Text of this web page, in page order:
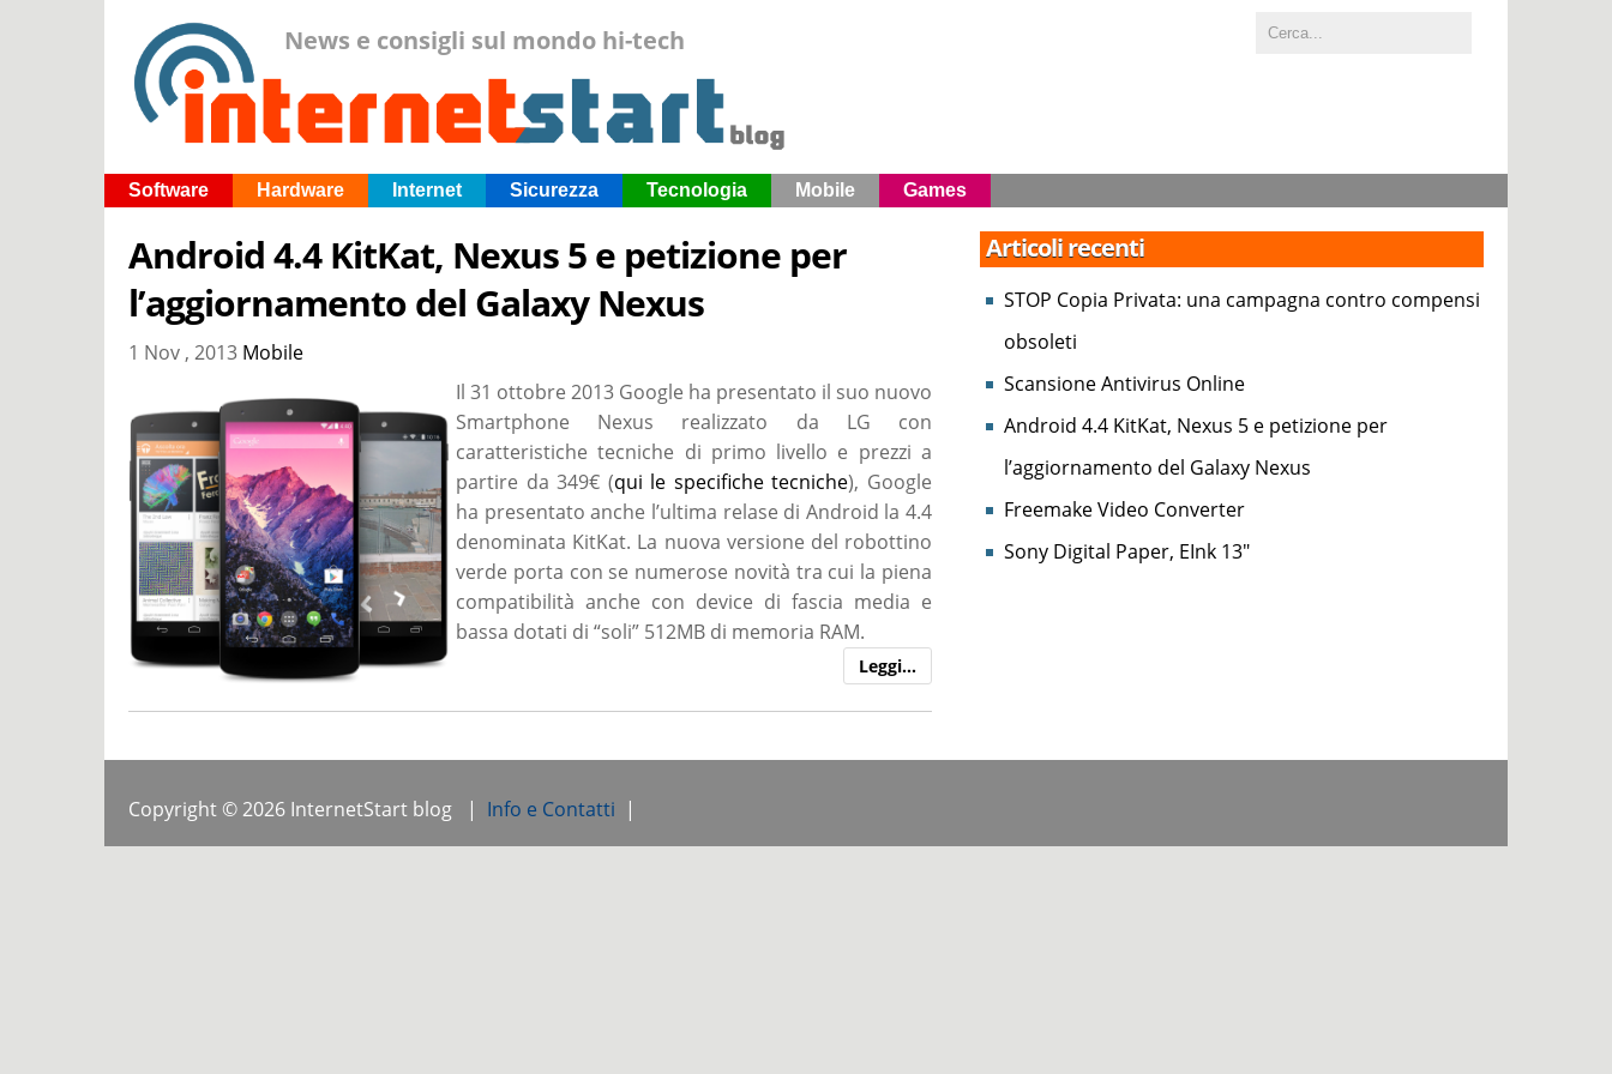
News e consigli sul mondo hi-tech
Software Hardware Internet Sicurezza Tecnologia Mobile Games
Android 4.4 KitKat, Nexus 5 e petizione per
l’aggiornamento del Galaxy Nexus
1 Nov , 2013 Mobile
Il 31 ottobre 2013 Google ha presentato il suo nuovo
Smartphone Nexus realizzato da LG con
caratteristiche tecniche di primo livello e prezzi a
partire da 349€ (qui le specifiche tecniche), Google
ha presentato anche l’ultima relase di Android la 4.4
denominata KitKat. La nuova versione del robottino
verde porta con se numerose novità tra cui la piena
compatibilità anche con device di fascia media e
bassa dotati di “soli” 512MB di memoria RAM.
Leggi…
Articoli recenti
STOP Copia Privata: una campagna contro compensi
obsoleti
Scansione Antivirus Online
Android 4.4 KitKat, Nexus 5 e petizione per
l’aggiornamento del Galaxy Nexus
Freemake Video Converter
Sony Digital Paper, EInk 13″
Copyright © 2026 InternetStart blog | Info e Contatti |